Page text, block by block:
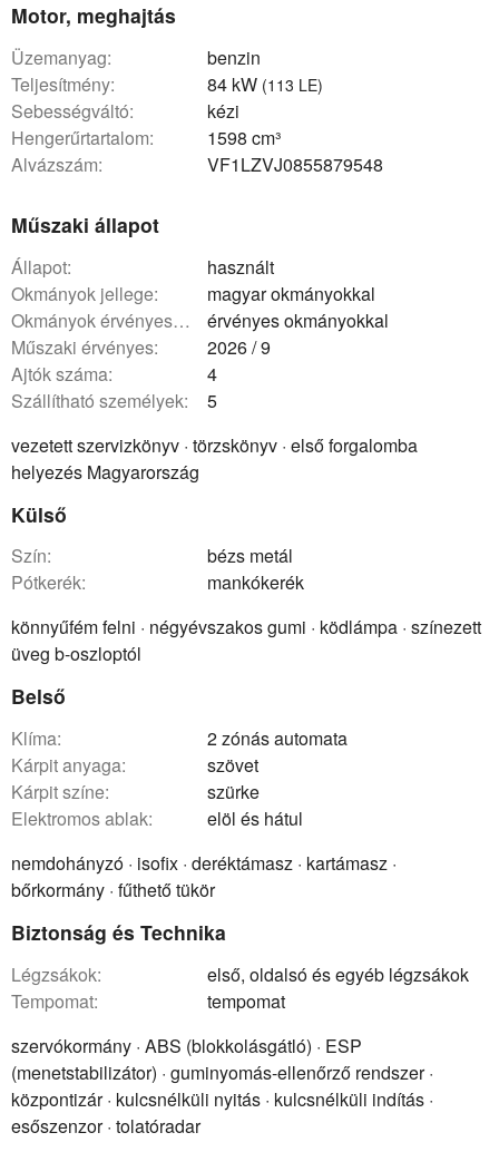
Motor, meghajtás
üzemanyag:
benzin
teljesítmény:
84 kW (113 LE)
sebességváltó:
kézi
hengerűrtartalom:
1598 cm³
Alvázszám:
VF1LZVJ0855879548
Műszaki állapot
állapot:
használt
okmányok jellege:
magyar okmányokkal
okmányok érvényessége:
érvényes okmányokkal
műszaki érvényes:
2026 / 9
ajtók száma:
4
szállítható személyek:
5
vezetett szervizkönyv · törzskönyv · első forgalomba
helyezés Magyarország
Külső
szín:
bézs metál
pótkerék:
mankókerék
könnyűfém felni · négyévszakos gumi · ködlámpa · színezett
üveg b-oszloptól
Belső
klíma:
2 zónás automata
kárpit anyaga:
szövet
kárpit színe:
szürke
elektromos ablak:
elöl és hátul
nemdohányzó · isofix · deréktámasz · kartámasz ·
bőrkormány · fűthető tükör
Biztonság és Technika
légzsákok:
első, oldalsó és egyéb légzsákok
tempomat:
tempomat
szervókormány · ABS (blokkolásgátló) · ESP
(menetstabilizátor) · guminyomás-ellenőrző rendszer ·
központizár · kulcsnélküli nyitás · kulcsnélküli indítás ·
esőszenzor · tolatóradar